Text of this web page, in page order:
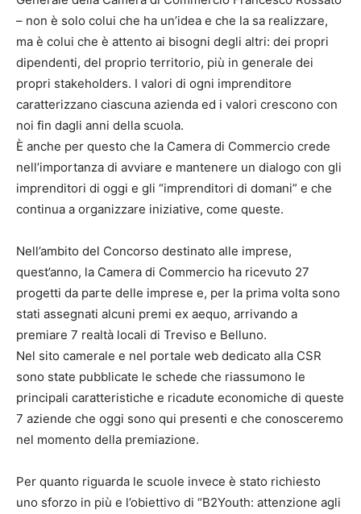
– non è solo colui che ha un’idea e che la sa realizzare,
ma è colui che è attento ai bisogni degli altri: dei propri
dipendenti, del proprio territorio, più in generale dei
propri stakeholders. I valori di ogni imprenditore
caratterizzano ciascuna azienda ed i valori crescono con
noi fin dagli anni della scuola.
È anche per questo che la Camera di Commercio crede
nell’importanza di avviare e mantenere un dialogo con gli
imprenditori di oggi e gli “imprenditori di domani” e che
continua a organizzare iniziative, come queste.
Nell’ambito del Concorso destinato alle imprese,
quest’anno, la Camera di Commercio ha ricevuto 27
progetti da parte delle imprese e, per la prima volta sono
stati assegnati alcuni premi ex aequo, arrivando a
premiare 7 realtà locali di Treviso e Belluno.
Nel sito camerale e nel portale web dedicato alla CSR
sono state pubblicate le schede che riassumono le
principali caratteristiche e ricadute economiche di queste
7 aziende che oggi sono qui presenti e che conosceremo
nel momento della premiazione.
Per quanto riguarda le scuole invece è stato richiesto
uno sforzo in più e l’obiettivo di “B2Youth: attenzione agli